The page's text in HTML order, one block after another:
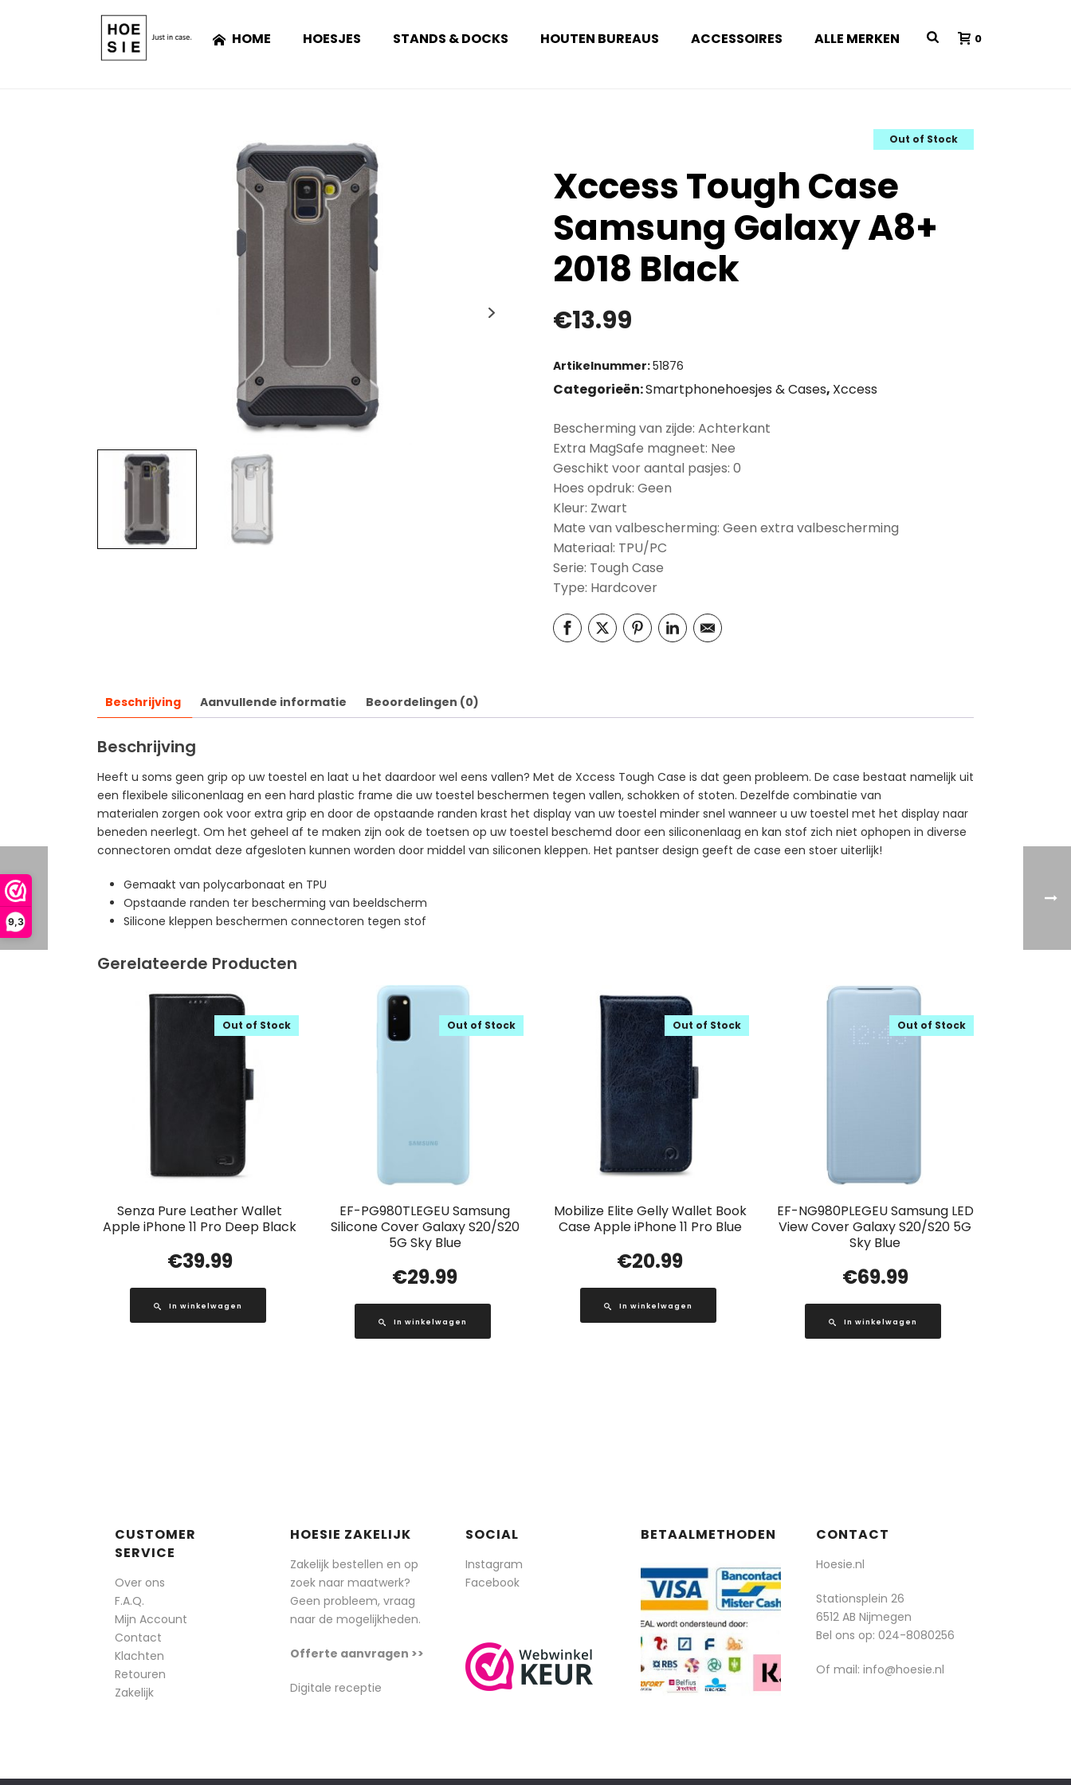
9,3
HOME HOESJES STANDS & DOCKS HOUTEN BUREAUS ACCESSOIRES ALLE MERKEN 0
Out of Stock
Xccess Tough Case
Samsung Galaxy A8+
2018 Black
€13.99
Artikelnummer:51876
Categorieën:Smartphonehoesjes & Cases, Xccess
Bescherming van zijde: Achterkant
Extra MagSafe magneet: Nee
Geschikt voor aantal pasjes: 0
Hoes opdruk: Geen
Kleur: Zwart
Mate van valbescherming: Geen extra valbescherming
Materiaal: TPU/PC
Serie: Tough Case
Type: Hardcover
Beschrijving Aanvullende informatie Beoordelingen (0)
Beschrijving
Heeft u soms geen grip op uw toestel en laat u het daardoor wel eens vallen? Met de Xccess Tough Case is dat geen probleem. De case bestaat namelijk uit
een flexibele siliconenlaag en een hard plastic frame die uw toestel beschermen tegen vallen, schokken of stoten. Dezelfde combinatie van
materialen zorgen ook voor extra grip en door de opstaande randen krast het display van uw toestel minder snel wanneer u uw toestel met het display naar
beneden neerlegt. Om het geheel af te maken zijn ook de toetsen op uw toestel beschemd door een siliconenlaag en kan stof zich niet ophopen in diverse
connectoren omdat deze afgesloten kunnen worden door middel van siliconen kleppen. Het pantser design geeft de case een stoer uiterlijk!
Gemaakt van polycarbonaat en TPU
Opstaande randen ter bescherming van beeldscherm
Silicone kleppen beschermen connectoren tegen stof
Gerelateerde Producten
Senza Pure Leather Wallet
Apple iPhone 11 Pro Deep Black
Out of Stock
€39.99
In winkelwagen
EF-PG980TLEGEU Samsung
Silicone Cover Galaxy S20/S20
5G Sky Blue
Out of Stock
€29.99
In winkelwagen
Mobilize Elite Gelly Wallet Book
Case Apple iPhone 11 Pro Blue
Out of Stock
€20.99
In winkelwagen
EF-NG980PLEGEU Samsung LED
View Cover Galaxy S20/S20 5G
Sky Blue
Out of Stock
€69.99
In winkelwagen
CUSTOMER
SERVICE
Over ons
F.A.Q.
Mijn Account
Contact
Klachten
Retouren
Zakelijk
HOESIE ZAKELIJK
Zakelijk bestellen en op
zoek naar maatwerk?
Geen probleem, vraag
naar de mogelijkheden.
Offerte aanvragen >>
Digitale receptie
SOCIAL
Instagram
Facebook
BETAALMETHODEN CONTACT
Hoesie.nl
Stationsplein 26
6512 AB Nijmegen
Bel ons op: 024-8080256
Of mail: info@hoesie.nl